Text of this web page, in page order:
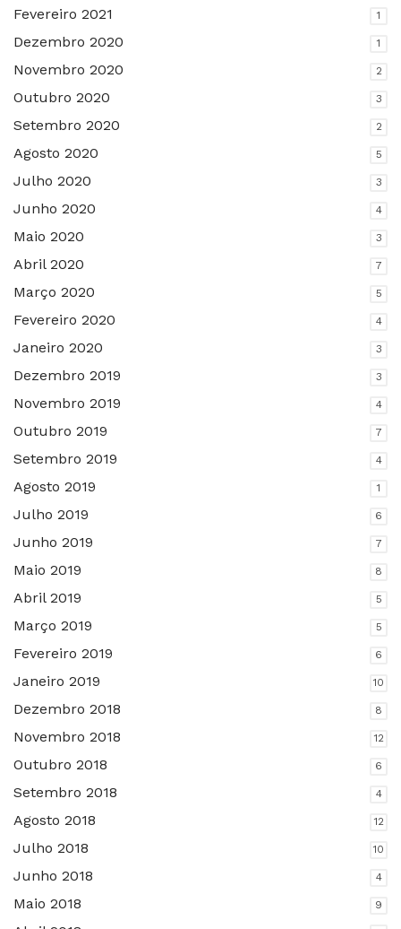
Fevereiro 2021 1
Dezembro 2020 1
Novembro 2020 2
Outubro 2020 3
Setembro 2020 2
Agosto 2020 5
Julho 2020 3
Junho 2020 4
Maio 2020 3
Abril 2020 7
Março 2020 5
Fevereiro 2020 4
Janeiro 2020 3
Dezembro 2019 3
Novembro 2019 4
Outubro 2019 7
Setembro 2019 4
Agosto 2019 1
Julho 2019 6
Junho 2019 7
Maio 2019 8
Abril 2019 5
Março 2019 5
Fevereiro 2019 6
Janeiro 2019 10
Dezembro 2018 8
Novembro 2018 12
Outubro 2018 6
Setembro 2018 4
Agosto 2018 12
Julho 2018 10
Junho 2018 4
Maio 2018 9